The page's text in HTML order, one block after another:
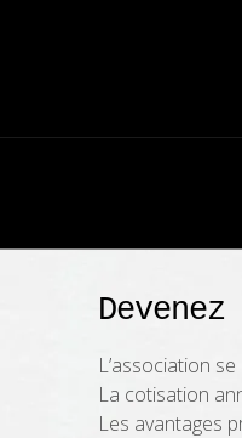
L’association
La cotisation
Les avantages